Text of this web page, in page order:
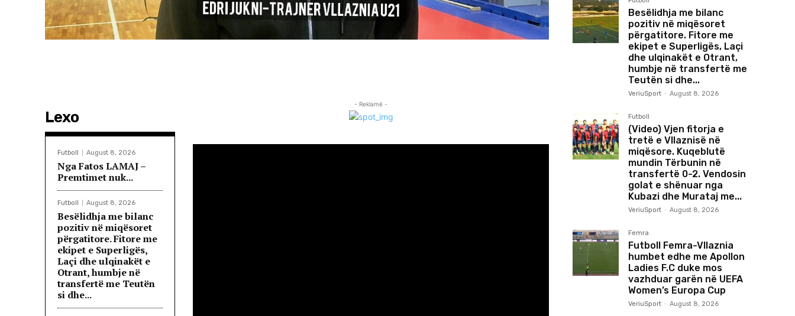
Lexo
Futboll August 8, 2026
Nga Fatos LAMAJ –
Premtimet nuk...
Futboll August 8, 2026
Besëlidhja me bilanc
pozitiv në miqësoret
përgatitore. Fitore me
ekipet e Superligës,
Laçi dhe ulqinakët e
Otrant, humbje në
transfertë me Teutën
si dhe...
- Reklamë -
Besëlidhja me bilanc
pozitiv në miqësoret
përgatitore. Fitore me
ekipet e Superligës, Laçi
dhe ulqinakët e Otrant,
humbje në transfertë me
Teutën si dhe...
VeriuSport - August 8, 2026
Futboll
(Video) Vjen fitorja e
tretë e Vllaznisë në
miqësore. Kuqeblutë
mundin Tërbunin në
transfertë 0-2. Vendosin
golat e shënuar nga
Kubazi dhe Murataj me...
VeriuSport - August 8, 2026
Femra
Futboll Femra-Vllaznia
humbet edhe me Apollon
Ladies F.C duke mos
vazhduar garën në UEFA
Women’s Europa Cup
VeriuSport - August 8, 2026